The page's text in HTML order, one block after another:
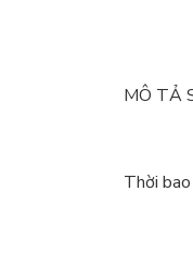
MÔ TẢ
Thời